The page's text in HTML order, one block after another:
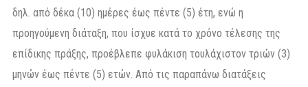
δηλ. από δέκα (10) ημέρες έως πέντε (5) έτη, ενώ η
προηγούμενη διάταξη, που ίσχυε κατά το χρόνο τέλεσης της
επίδικης πράξης, προέβλεπε φυλάκιση τουλάχιστον τριών (3)
μηνών έως πέντε (5) ετών. Από τις παραπάνω διατάξεις